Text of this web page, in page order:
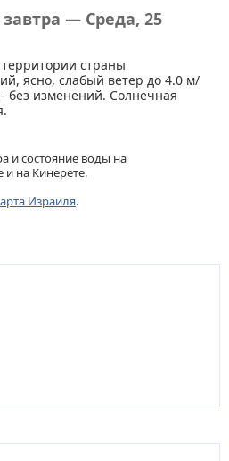
— Среда, 25
страны
ясно, слабый ветер до 4.0 м/
без изменений. Солнечная
и состояние воды на
на Кинерете.
Израиля.